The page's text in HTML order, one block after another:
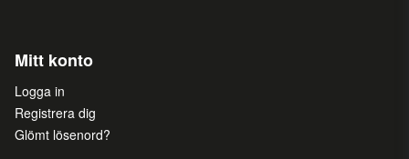
Mitt konto
Logga in
Registrera dig
Glömt lösenord?